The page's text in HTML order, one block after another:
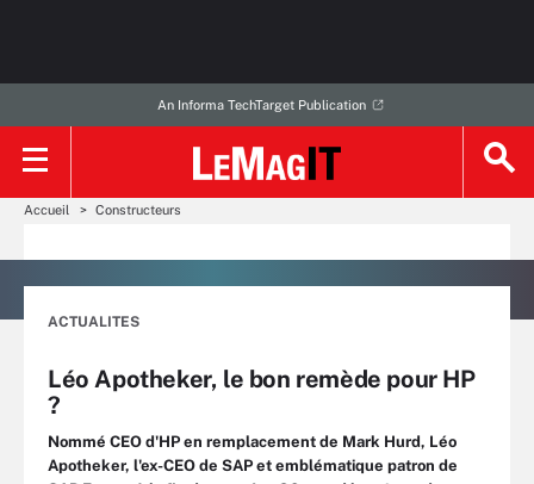
An Informa TechTarget Publication
Accueil Constructeurs
ACTUALITES
Léo Apotheker, le bon remède pour HP
?
Nommé CEO d'HP en remplacement de Mark Hurd, Léo
Apotheker, l'ex-CEO de SAP et emblématique patron de